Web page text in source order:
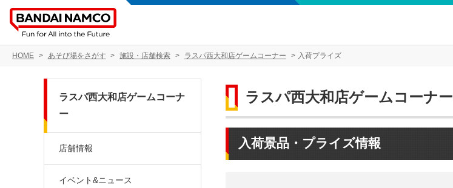
HOME あそび場をさがす 施設・店舗検索 ラスパ西大和店ゲームコーナー 入荷プライズ
ラスパ西大和店ゲームコーナー
入荷景品・プライズ情報
ラスパ西大和店ゲームコーナ
ー
店舗情報
イベント&ニュース